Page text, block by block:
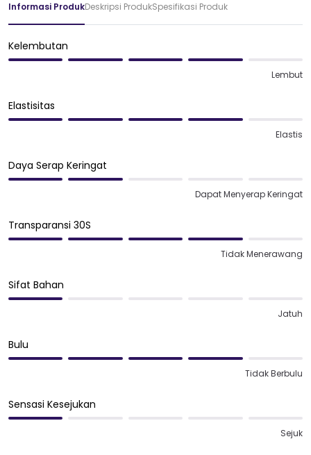
Informasi ProdukDeskripsi ProdukSpesifikasi Produk
Kelembutan
Lembut
Elastisitas
Elastis
Daya Serap Keringat
Dapat Menyerap Keringat
Transparansi 30S
Tidak Menerawang
Sifat Bahan
Jatuh
Bulu
Tidak Berbulu
Sensasi Kesejukan
Sejuk